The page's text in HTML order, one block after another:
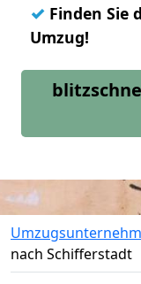
✓ Finden Sie
Umzug!
nach Schifferstadt